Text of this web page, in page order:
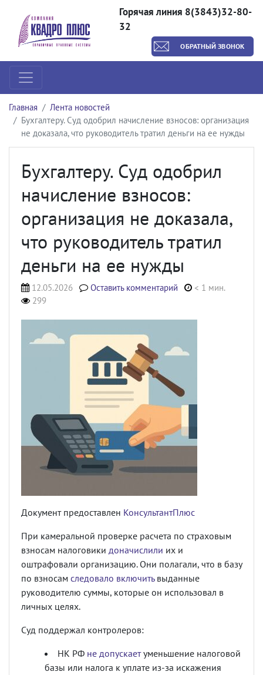
Горячая линия 8(3843)32-80-
32
ОБРАТНЫЙ ЗВОНОК
Главная
Лента новостей
Бухгалтеру. Суд одобрил начисление взносов: организация
не доказала, что руководитель тратил деньги на ее нужды
Бухгалтеру. Суд одобрил
начисление взносов:
организация не доказала,
что руководитель тратил
деньги на ее нужды
12.05.2026 Оставить комментарий
< 1 мин.
299
Документ предоставлен КонсультантПлюс
При камеральной проверке расчета по страховым
взносам налоговики доначислили их и
оштрафовали организацию. Они полагали, что в базу
по взносам следовало включитьвыданные
руководителю суммы, которые он использовал в
личных целях.
Суд поддержал контролеров:
НК РФ не допускаетуменьшение налоговой
базы или налога к уплате из-за искажения